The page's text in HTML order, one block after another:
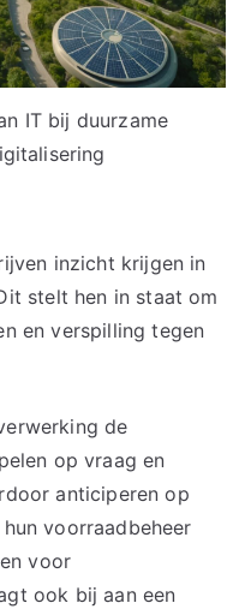
IT bij duurzame
inzicht krijgen in
stelt hen in staat om
en verspilling tegen
de
op vraag en
anticiperen op
voorraadbeheer
voor
ook bij aan een